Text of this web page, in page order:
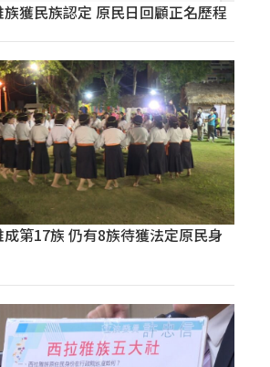
獲民族認定 原民日回顧正名歷程
第17族 仍有8族待獲法定原民身